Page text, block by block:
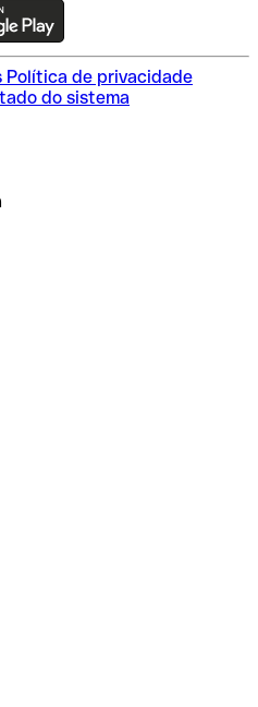
Política de privacidade
do sistema